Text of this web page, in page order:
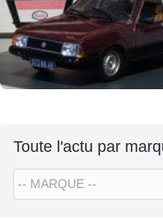
Toute l'actu par